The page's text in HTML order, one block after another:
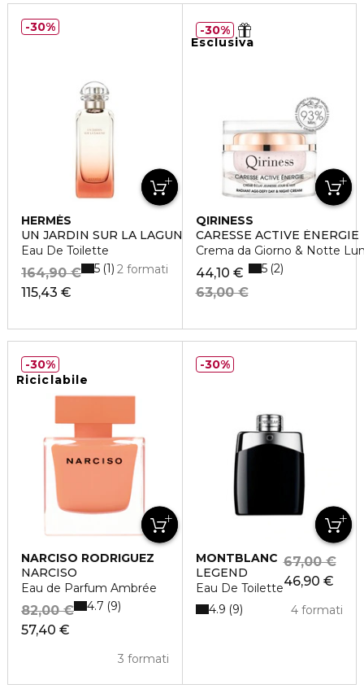
HERMÈS
UN JARDIN SUR LA LAGUNE
Eau De Toilette
115,43 €
164,90 € 2 formati
5 1
30%
Esclusiva
QIRINESS
CARESSE ACTIVE ÉNERGIE
Crema da Giorno & Notte
44,10 €
63,00 €
5 2
30%
Riciclabile
NARCISO RODRIGUEZ
NARCISO
Eau de Parfum Ambrée
57,40 €
82,00 €
3 formati
4.7 9
30%
MONTBLANC
LEGEND
Eau De Toilette46,90 €
67,00 €
4 formati
4.9 9
30%